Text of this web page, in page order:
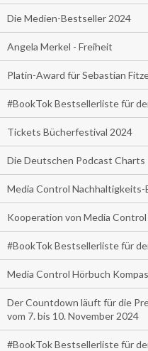
Die Medien-Bestseller 2024
Angela Merkel - Freiheit
Platin-Award für Sebastian
#BookTok Bestsellerliste für
Tickets Bücherfestival 2024
Die Deutschen Podcast Charts
Media Control
Kooperation von Media
#BookTok Bestsellerliste für
Media Control Hörbuch
Der Countdown läuft für die
vom 7. bis 10. November 2024
#BookTok Bestsellerliste für